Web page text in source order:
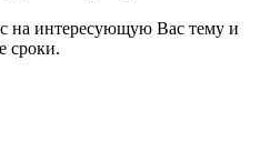
на интересующую Вас тему и
сроки.